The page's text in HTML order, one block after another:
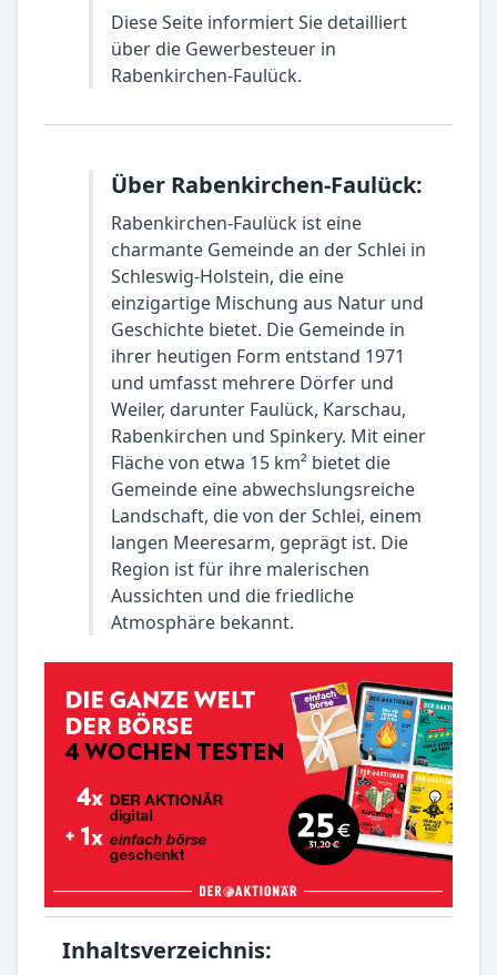
Diese Seite informiert Sie detailliert
über die Gewerbesteuer in
Rabenkirchen-Faulück.
Über Rabenkirchen-Faulück:
Rabenkirchen-Faulück ist eine
charmante Gemeinde an der Schlei in
Schleswig-Holstein, die eine
einzigartige Mischung aus Natur und
Geschichte bietet. Die Gemeinde in
ihrer heutigen Form entstand 1971
und umfasst mehrere Dörfer und
Weiler, darunter Faulück, Karschau,
Rabenkirchen und Spinkery. Mit einer
Fläche von etwa 15 km² bietet die
Gemeinde eine abwechslungsreiche
Landschaft, die von der Schlei, einem
langen Meeresarm, geprägt ist. Die
Region ist für ihre malerischen
Aussichten und die friedliche
Atmosphäre bekannt.
Inhaltsverzeichnis: